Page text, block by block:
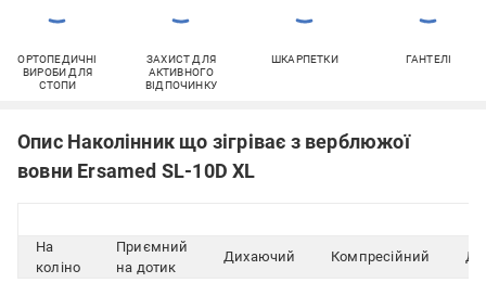
ОРТОПЕДИЧНІ
ВИРОБИ ДЛЯ
СТОПИ
ЗАХИСТ ДЛЯ
АКТИВНОГО
ВІДПОЧИНКУ
ШКАРПЕТКИ ГАНТЕЛІ
Опис Наколінник що зігріває з верблюжої
вовни Ersamed SL-10D XL
На
коліно
Приємний
на дотик
Дихаючий Компресійний